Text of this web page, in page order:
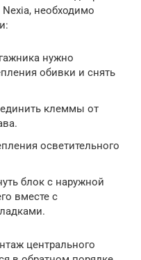
необходимо
нужно
обивки и снять
клеммы от
осветительного
блок с наружной
вместе с
центрального